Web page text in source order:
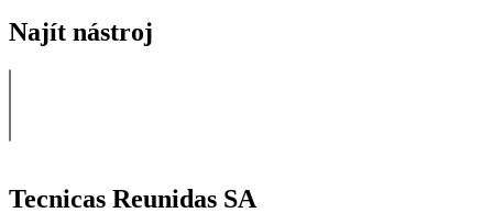
Najít nástroj
Tecnicas Reunidas SA